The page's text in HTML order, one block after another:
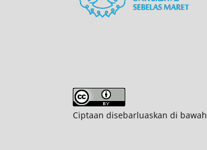
Ciptaan disebarluaskan di bawah